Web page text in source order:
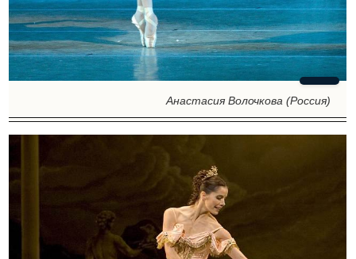
Анастасия Волочкова (Россия)